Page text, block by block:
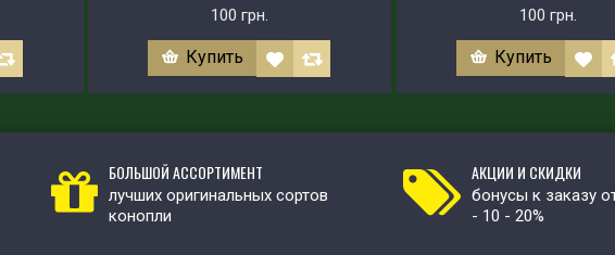
100 грн.
Купить
100 грн.
Купить
БОЛЬШОЙ АССОРТИМЕНТ
лучших оригинальных сортов
конопли
АКЦИИ И СКИДКИ
бонусы к заказу
- 10 - 20%